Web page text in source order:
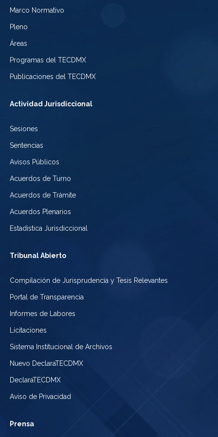
Marco Normativo
Pleno
Áreas
Programas del TECDMX
Publicaciones del TECDMX
Actividad Jurisdiccional
Sesiones
Sentencias
Avisos Públicos
Acuerdos de Turno
Acuerdos de Trámite
Acuerdos Plenarios
Estadística Jurisdiccional
Tribunal Abierto
Compilación de Jurisprudencia y Tesis Relevantes
Portal de Transparencia
Informes de Labores
Licitaciones
Sistema Institucional de Archivos
Nuevo DeclaraTECDMX
DeclaraTECDMX
Aviso de Privacidad
Prensa